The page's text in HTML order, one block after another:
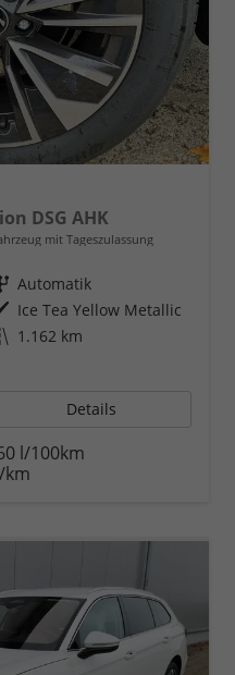
DSG AHK
mit Tageszulassung
Getriebe Automatik
Außenfarbe Ice Tea Yellow Metallic
Kilometerstand 1.162 km
Details
l/100km
km